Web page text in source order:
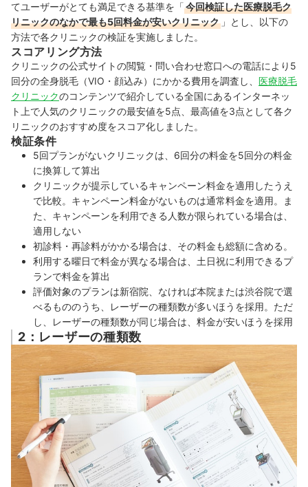
てユーザーがとても満足できる基準を「今回検証した医療脱毛ク
リニックのなかで最も5回料金が安いクリニック 」とし、以下の
方法で各クリニックの検証を実施しました。
スコアリング方法
クリニックの公式サイトの閲覧・問い合わせ窓口への電話により5
回分の全身脱毛（VIO・顔込み）にかかる費用を調査し、 医療脱毛
クリニックのコンテンツで紹介している全国にあるインターネッ
ト上で人気のクリニックの最安値を5点、最高値を3点として各ク
リニックのおすすめ度をスコア化しました。
検証条件
5回プランがないクリニックは、6回分の料金を5回分の料金
に換算して算出
クリニックが提示しているキャンペーン料金を適用したうえ
で比較。キャンペーン料金がないものは通常料金を適用。ま
た、キャンペーンを利用できる人数が限られている場合は、
適用しない
初診料・再診料がかかる場合は、その料金も総額に含める。
利用する曜日で料金が異なる場合は、土日祝に利用できるプ
ランで料金を算出
評価対象のプランは新宿院、なければ本院または渋谷院で選
べるもののうち、レーザーの種類数が多いほうを採用。ただ
し、レーザーの種類数が同じ場合は、料金が安いほうを採用
2：レーザーの種類数